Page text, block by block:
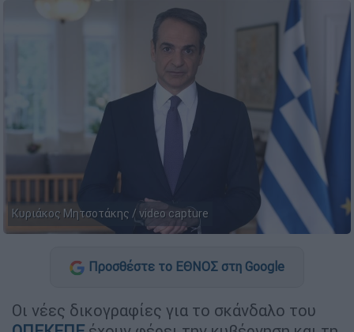
Κυριάκος Μητσοτάκης / video capture
Προσθέστε το ΕΘΝΟΣ στη Google
Οι νέες δικογραφίες για το σκάνδαλο του